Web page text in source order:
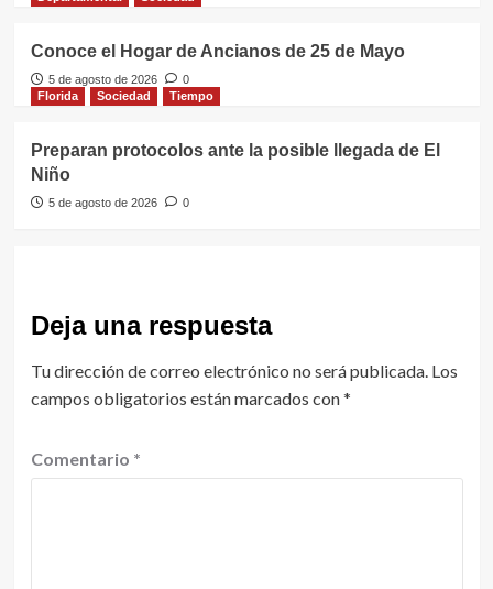
Conoce el Hogar de Ancianos de 25 de Mayo
5 de agosto de 2026
0
Florida
Sociedad Tiempo
Preparan protocolos ante la posible llegada de El
Niño
5 de agosto de 2026 0
Deja una respuesta
Tu dirección de correo electrónico no será publicada. Los
campos obligatorios están marcados con*
Comentario *